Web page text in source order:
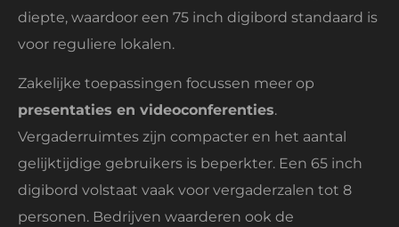
diepte, waardoor een 75 inch digibord standaard is
voor reguliere lokalen.
Zakelijke toepassingen focussen meer op
presentaties en videoconferenties.
Vergaderruimtes zijn compacter en het aantal
gelijktijdige gebruikers is beperkter. Een 65 inch
digibord volstaat vaak voor vergaderzalen tot 8
personen. Bedrijven waarderen ook de